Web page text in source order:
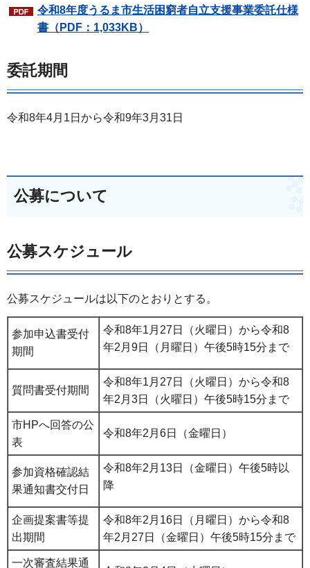
令和8年度うるま市生活困窮者自立支援事業委託仕様
書（PDF：1,033KB）
委託期間
令和8年4月1日から令和9年3月31日
公募について
公募スケジュール
公募スケジュールは以下のとおりとする。
参加申込書受付
期間
令和8年1月27日（火曜日）から令和8
年2月9日（月曜日）午後5時15分まで
質問書受付期間
令和8年1月27日（火曜日）から令和8
年2月3日（火曜日）午後5時15分まで
市HPへ回答の公
表
令和8年2月6日（金曜日）
参加資格確認結
果通知書交付日
令和8年2月13日（金曜日）午後5時以
降
企画提案書等提
出期間
令和8年2月16日（月曜日）から令和8
年2月27日（金曜日）午後5時15分まで
一次審査結果通